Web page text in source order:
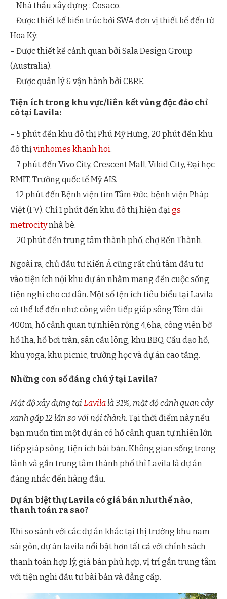
– Nhà thầu xây dựng : Cosaco.
– Được thiết kế kiến trúc bởi SWA đơn vị thiết kế đến từ
Hoa Kỳ.
– Được thiết kế cảnh quan bởi Sala Design Group
(Australia).
– Được quản lý & vận hành bởi CBRE.
Tiện ích trong khu vực/liên kết vùng độc đảo chỉ
có tại Lavila:
– 5 phút đến khu đô thị Phú Mỹ Hưng, 20 phút đến khu
đô thịvinhomes khanh hoi.
– 7 phút đến Vivo City, Crescent Mall, Vikid City, Đại học
RMIT, Trường quốc tế Mỹ AIS.
– 12 phút đến Bệnh viện tim Tâm Đức, bệnh viện Pháp
Việt (FV). Chỉ 1 phút đến khu đô thị hiện đạigs
metrocitynhà bè.
– 20 phút đến trung tâm thành phố, chợ Bến Thành.
Ngoài ra, chủ đầu tư Kiến Á cũng rất chú tâm đầu tư
vào tiện ích nội khu dự án nhằm mang đến cuộc sống
tiện nghi cho cư dân. Một số tện ích tiêu biểu tại Lavila
có thể kể đến như: công viên tiếp giáp sông Tôm dài
400m, hồ cảnh quan tự nhiên rộng 4,6ha, công viên bờ
hồ 1ha, hồ bơi tràn, sân cầu lông, khu BBQ, Cầu dạo hồ,
khu yoga, khu picnic, trường học và dự án cao tầng.
Những con số đáng chú ý tại Lavila?
Mật độ xây dựng tại Lavilalà 31%, mặt độ cảnh quan cây
xanh gấp 12 lần so với nội thành. Tại thời điểm này nếu
bạn muốn tìm một dự án có hồ cảnh quan tự nhiên lớn
tiếp giáp sông, tiện ích bài bản. Không gian sống trong
lành và gần trung tâm thành phố thì Lavila là dự án
đáng nhắc đến hàng đầu.
Dự án biệt thự Lavila có giá bán như thế nào,
thanh toán ra sao?
Khi so sánh với các dự án khác tại thị trường khu nam
sài gòn, dự án lavila nổi bật hơn tất cả với chính sách
thanh toán hợp lý, giá bán phù hợp, vị trí gần trung tâm
với tiện nghi đầu tư bài bản và đẳng cấp.